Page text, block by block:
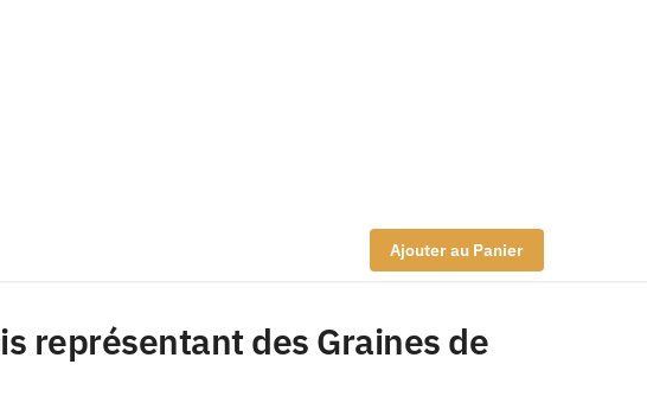
Ajouter au Panier
représentant des Graines de